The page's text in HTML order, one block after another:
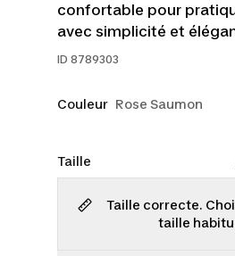
confortable pour
avec simplicité et
ID 8789303
Couleur Rose Saumon
Taille
Taille correcte.
taille